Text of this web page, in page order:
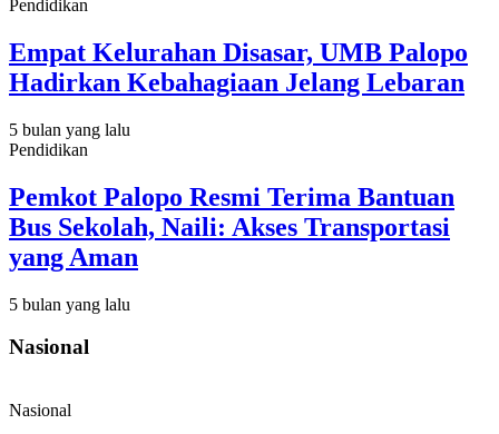
Pendidikan
Empat Kelurahan Disasar, UMB Palopo
Hadirkan Kebahagiaan Jelang Lebaran
5 bulan yang lalu
Pendidikan
Pemkot Palopo Resmi Terima Bantuan
Bus Sekolah, Naili: Akses Transportasi
yang Aman
5 bulan yang lalu
Nasional
Nasional